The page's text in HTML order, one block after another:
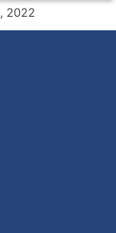
2022